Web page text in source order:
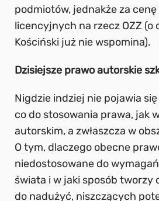
podmiotów, jednakże za
licencyjnych na rzecz OZZ (o
Kościński już nie wspomina).
Dzisiejsze prawo autorskie
Nigdzie indziej nie pojawia
co do stosowania prawa, jak
autorskim, a zwłaszcza w
O tym, dlaczego obecne
niedostosowane do
świata i w jaki sposób tworzy
do nadużyć, niszczących